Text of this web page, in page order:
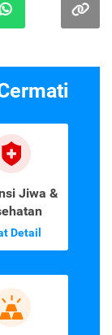
Jiwa &
Detail